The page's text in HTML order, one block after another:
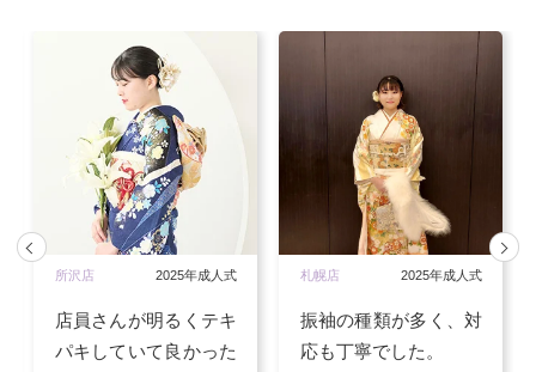
所沢店 2025年成人式
店員さんが明るくテキ
パキしていて良かった
札幌店 2025年成人式
振袖の種類が多く、対
応も丁寧でした。